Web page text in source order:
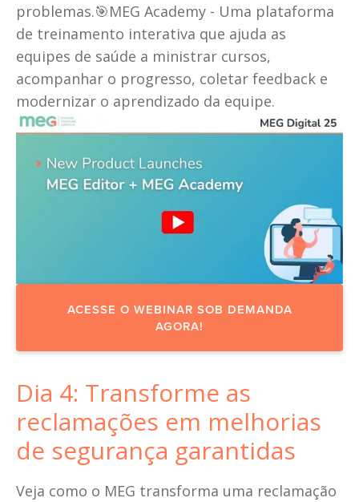
problemas.🎯MEG Academy - Uma plataforma
de treinamento interativa que ajuda as
equipes de saúde a ministrar cursos,
acompanhar o progresso, coletar feedback e
modernizar o aprendizado da equipe.
ACESSE O WEBINAR SOB DEMANDA
AGORA!
Dia 4: Transforme as
reclamações em melhorias
de segurança garantidas
Veja como o MEG transforma uma reclamação